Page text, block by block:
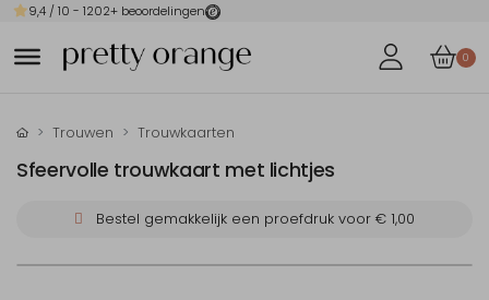
9,4 / 10 - 1202+ beoordelingen
0
Trouwen Trouwkaarten
Sfeervolle trouwkaart met lichtjes
Bestel gemakkelijk een proefdruk voor € 1,00